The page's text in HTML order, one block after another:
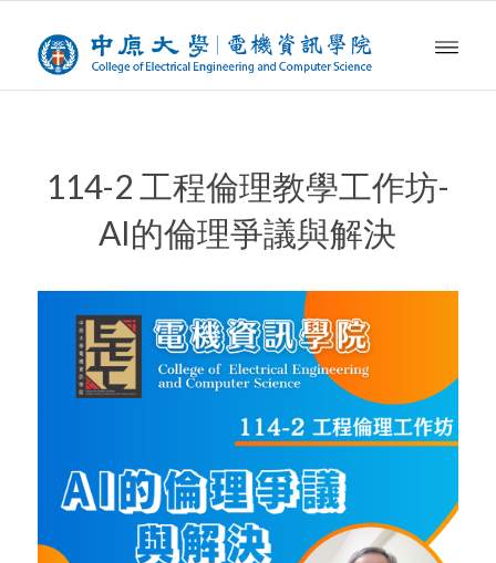
114-2 工程倫理教學工作坊-
AI的倫理爭議與解決